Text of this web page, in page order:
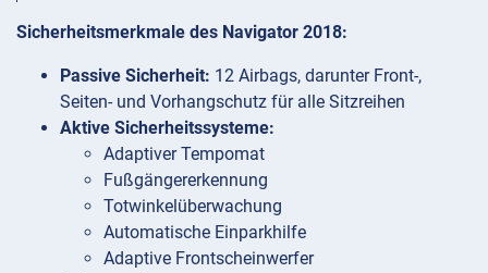
Sicherheitsmerkmale des Navigator 2018:
Passive Sicherheit: 12 Airbags, darunter Front-,
Seiten- und Vorhangschutz für alle Sitzreihen
Aktive Sicherheitssysteme:
Adaptiver Tempomat
Fußgängererkennung
Totwinkelüberwachung
Automatische Einparkhilfe
Adaptive Frontscheinwerfer